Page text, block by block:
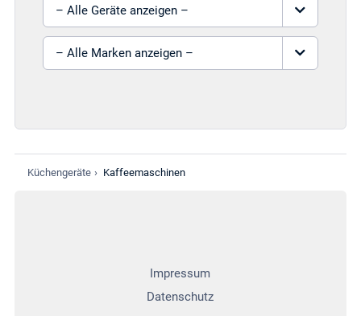
Marke auswählen
Küchengeräte › Kaffeemaschinen
Impressum
Datenschutz